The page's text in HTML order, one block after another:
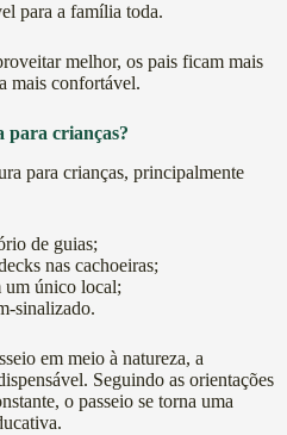
para a família toda.
melhor, os pais ficam mais
mais confortável.
para crianças?
para crianças, principalmente
de guias;
nas cachoeiras;
um único local;
sinalizado.
em meio à natureza, a
Seguindo as orientações
o passeio se torna uma